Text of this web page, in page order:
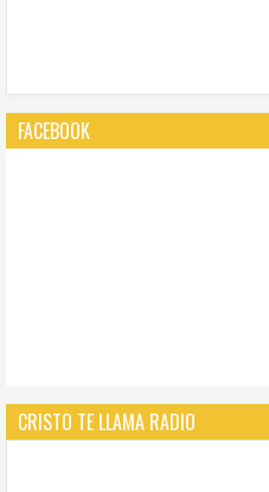
FACEBOOK
CRISTO TE LLAMA RADIO